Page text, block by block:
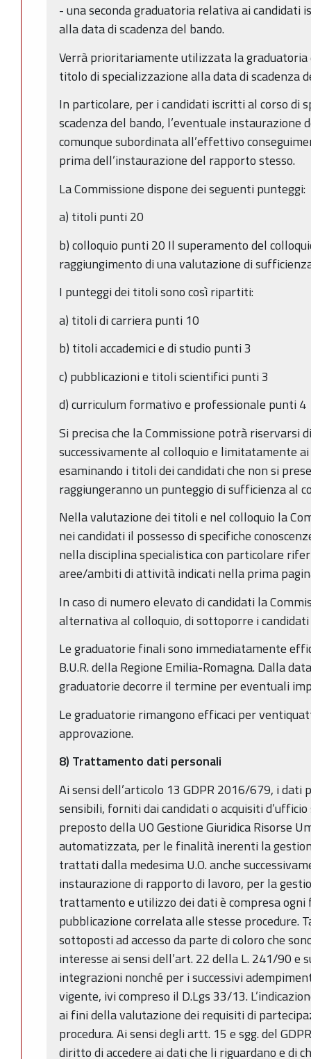
- una seconda graduatoria relativa ai candidati
alla data di scadenza del bando.
Verrà prioritariamente utilizzata la graduatoria
titolo di specializzazione alla data di scadenza
In particolare, per i candidati iscritti al corso di
scadenza del bando, l’eventuale instaurazione
comunque subordinata all’effettivo
prima dell’instaurazione del rapporto stesso.
La Commissione dispone dei seguenti punteggi:
a) titoli punti 20
b) colloquio punti 20 Il superamento del
raggiungimento di una valutazione di
I punteggi dei titoli sono così ripartiti:
a) titoli di carriera punti 10
b) titoli accademici e di studio punti 3
c) pubblicazioni e titoli scientifici punti 3
d) curriculum formativo e professionale punti 4
Si precisa che la Commissione potrà riservarsi
successivamente al colloquio e limitatamente
esaminando i titoli dei candidati che non si
raggiungeranno un punteggio di sufficienza al
Nella valutazione dei titoli e nel colloquio la
nei candidati il possesso di specifiche
nella disciplina specialistica con particolare
aree/ambiti di attività indicati nella prima
In caso di numero elevato di candidati la
alternativa al colloquio, di sottoporre i
Le graduatorie finali sono immediatamente
B.U.R. della Regione Emilia-Romagna. Dalla
graduatorie decorre il termine per eventuali
Le graduatorie rimangono efficaci per
approvazione.
8) Trattamento dati personali
Ai sensi dell’articolo 13 GDPR 2016/679, i dati
sensibili, forniti dai candidati o acquisiti
preposto della UO Gestione Giuridica Risorse
automatizzata, per le finalità inerenti la
trattati dalla medesima U.O. anche
instaurazione di rapporto di lavoro, per la
trattamento e utilizzo dei dati è compresa ogni
pubblicazione correlata alle stesse procedure.
sottoposti ad accesso da parte di coloro che
interesse ai sensi dell’art. 22 della L. 241/90 e
integrazioni nonché per i successivi
vigente, ivi compreso il D.Lgs 33/13.
ai fini della valutazione dei requisiti di
procedura. Ai sensi degli artt. 15 e sgg. del
diritto di accedere ai dati che li riguardano e di